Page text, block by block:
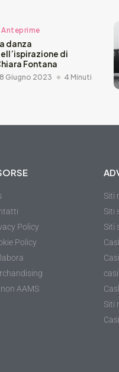
Anteprime
danza
di
Fontana
Giugno 2023 4 Minuti
Policy
Policy
AAMS
Siti
Siti
Siti
Siti